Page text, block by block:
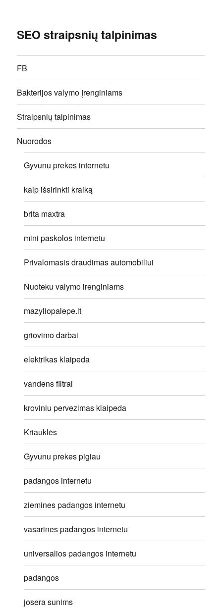
SEO straipsnių talpinimas
FB
Bakterijos valymo įrenginiams
Straipsnių talpinimas
Nuorodos
Gyvunu prekes internetu
kaip išsirinkti kraiką
brita maxtra
mini paskolos internetu
Privalomasis draudimas automobiliui
Nuoteku valymo irenginiams
mazyliopalepe.lt
griovimo darbai
elektrikas klaipeda
vandens filtrai
kroviniu pervezimas klaipeda
Kriauklės
Gyvunu prekes pigiau
padangos internetu
ziemines padangos internetu
vasarines padangos internetu
universalios padangos internetu
padangos
josera sunims